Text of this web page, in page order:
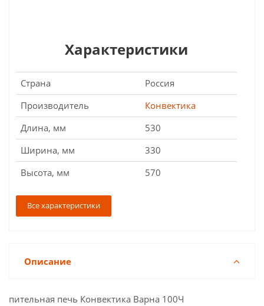
Характеристики
Страна
Россия
Производитель
Конвектика
Длина, мм
530
Ширина, мм
330
Высота, мм
570
Все характеристики
Описание
пительная печь Конвектика Варна 100Ч